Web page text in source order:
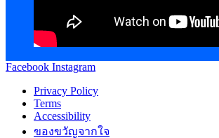
Facebook Instagram
Privacy Policy
Terms
Accessibility
ของขวัญจากใจ